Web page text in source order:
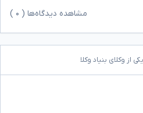
مشاهده دیدگاه‌ها ( ۰
از وکلای بنیاد وکلا